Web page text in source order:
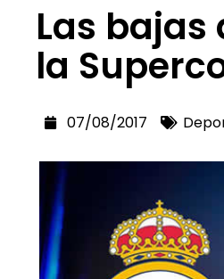
Las bajas
la
07/08/2017